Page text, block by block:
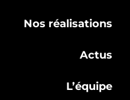
Nos réalisations
Actus
L’équipe